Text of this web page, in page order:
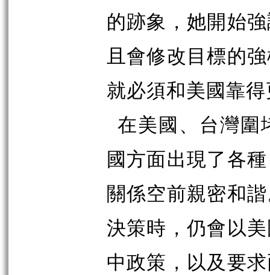
的跡象，她開始
且會修改目標的
就必須和美國靠
在美國、台灣圍
國方面出現了各
關係空前親密和
決策時，仍會以
中政策，以及要